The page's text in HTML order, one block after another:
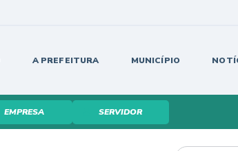
A PREFEITURA MUNICÍPIO
EMPRESA SERVIDOR